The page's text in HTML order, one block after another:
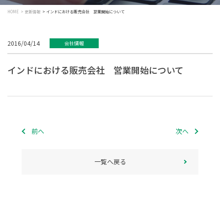
HOME 更新情報 インドにおける販売会社 営業開始について
2016/04/14 会社情報
インドにおける販売会社 営業開始について
前へ 次へ
一覧へ戻る